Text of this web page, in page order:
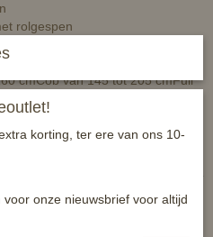
rolgespen
cmCob van 145 tot 205 cmFull
korting, ter ere van ons 10-
onze nieuwsbrief voor altijd